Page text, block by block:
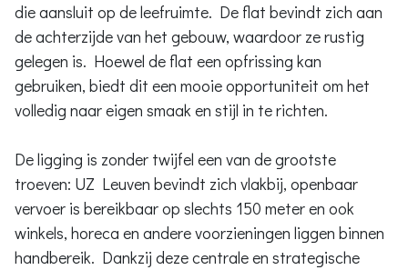
die aansluit op de leefruimte. De flat bevindt zich aan
de achterzijde van het gebouw, waardoor ze rustig
gelegen is. Hoewel de flat een opfrissing kan
gebruiken, biedt dit een mooie opportuniteit om het
volledig naar eigen smaak en stijl in te richten.
De ligging is zonder twijfel een van de grootste
troeven: UZ Leuven bevindt zich vlakbij, openbaar
vervoer is bereikbaar op slechts 150 meter en ook
winkels, horeca en andere voorzieningen liggen binnen
handbereik. Dankzij deze centrale en strategische